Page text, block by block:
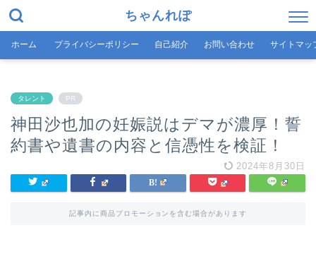
ちゃんれぽ
ホーム プライバシーポリシー 自己紹介 お問い合わせ サイトマッ
タレント PR
神田沙也加の妊娠説はデマが濃厚！誓
約書や遺書の内容と信憑性を検証！
2024年8月30日
記事内に商品プロモーションを含む場合があります